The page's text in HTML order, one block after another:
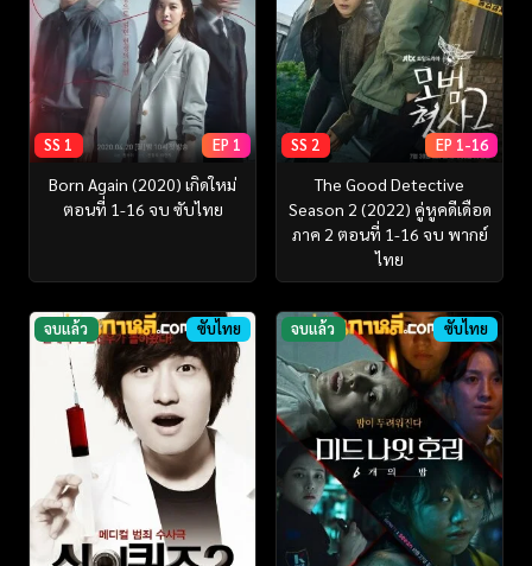
SS 1 EP 1
Born Again (2020) เกิดใหม่
ตอนที่ 1-16 จบ ซับไทย
SS 2 EP 1-16
The Good Detective
Season 2 (2022) คู่หูคดีเดือด
ภาค 2 ตอนที่ 1-16 จบ พากย์
ไทย
จบแล้ว ซับไทย จบแล้ว ซับไทย